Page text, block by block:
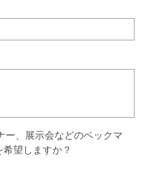
ー、展示会などのベックマ
望しますか？